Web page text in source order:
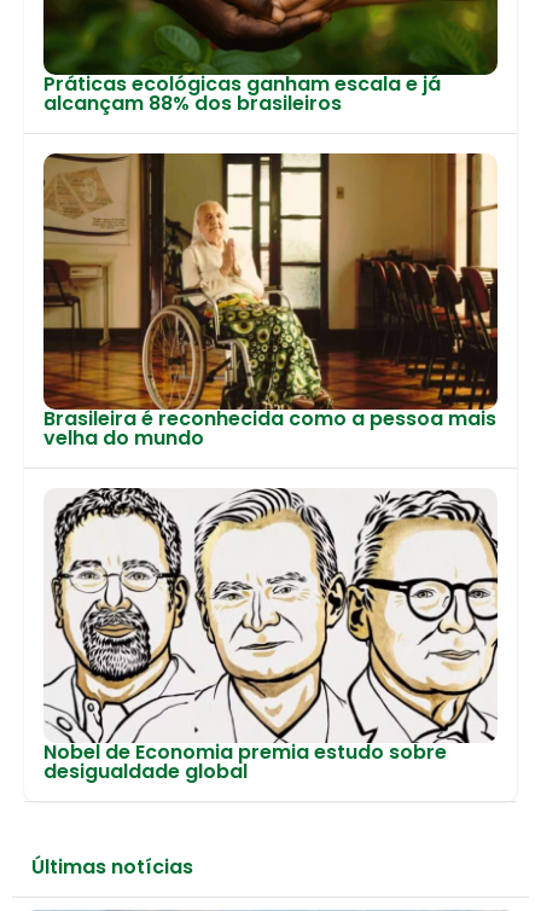
Práticas ecológicas ganham escala e já
alcançam 88% dos brasileiros
Brasileira é reconhecida como a pessoa mais
velha do mundo
Nobel de Economia premia estudo sobre
desigualdade global
Últimas notícias